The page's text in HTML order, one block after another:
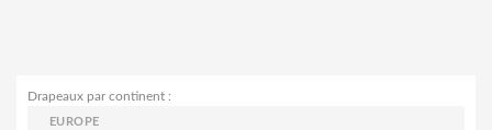
Drapeaux par continent :
EUROPE